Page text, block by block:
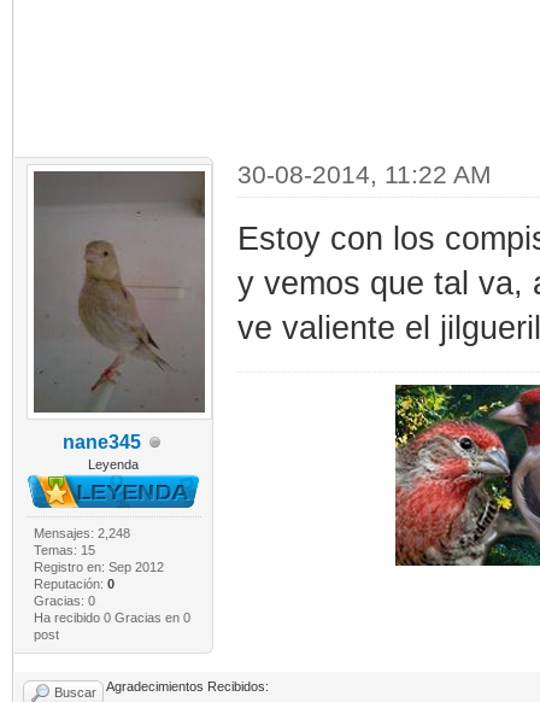
nane345
Leyenda
Mensajes: 2,248
Temas: 15
Registro en: Sep 2012
Reputación: 0
Gracias: 0
Ha recibido 0 Gracias en 0
post
30-08-2014, 11:22 AM
Estoy con los
y vemos que tal va,
ve valiente el
Buscar Agradecimientos Recibidos: